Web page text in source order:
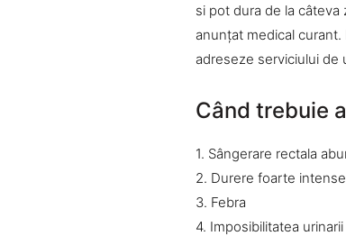
si pot dura de la câteva
anunţat medical
adreseze serviciului de
Când trebuie
1. Sângerare rectala
2. Durere foarte intense
3. Febra
4. Imposibilitatea urinarii